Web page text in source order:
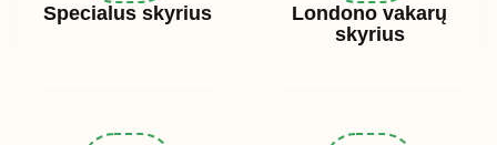
Specialus skyrius
Londono vakarų
skyrius